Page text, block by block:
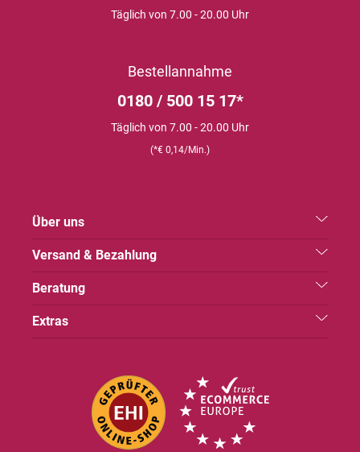
Täglich von 7.00 - 20.00 Uhr
Bestellannahme
0180 / 500 15 17*
Täglich von 7.00 - 20.00 Uhr
(*€ 0,14/Min.)
Über uns
Versand & Bezahlung
Beratung
Extras